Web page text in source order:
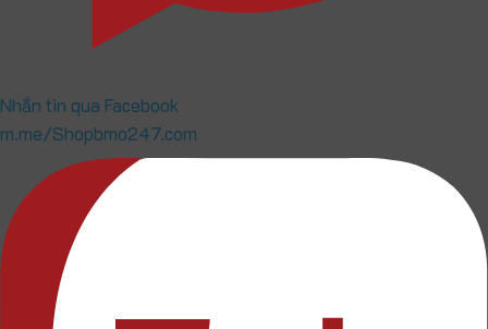
Nhắn tin qua Facebook
m.me/Shopbmo247.com